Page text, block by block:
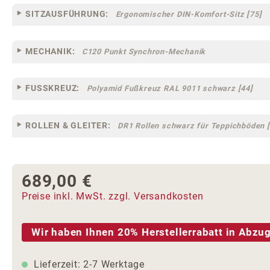
SITZAUSFÜHRUNG: Ergonomischer DIN-Komfort-Sitz [75]
MECHANIK: C120 Punkt Synchron-Mechanik
FUSSKREUZ: Polyamid Fußkreuz RAL 9011 schwarz [44]
ROLLEN & GLEITER: DR1 Rollen schwarz für Teppichböden
Regulärer Preis:
689,00 €
Preise inkl. MwSt. zzgl. Versandkosten
Wir haben Ihnen 20% Herstellerrabatt in
Lieferzeit: 2-7 Werktage